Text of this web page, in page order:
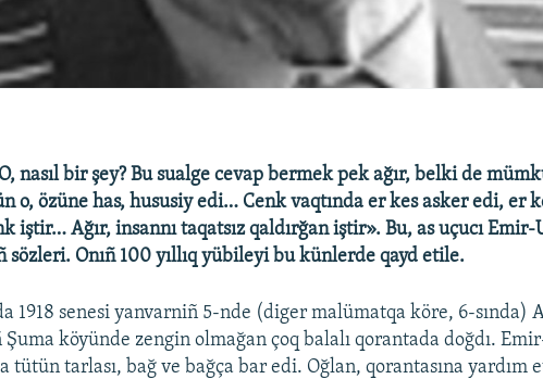
nasıl bir şey? Bu sualge cevap bermek pek ağır, belki de
o, özüne has, hususiy edi… Cenk vaqtında er kes asker edi, er
iştir… Ağır, insannı taqatsız qaldırğan iştir». Bu, as uçucı Emir-
sözleri. Onıñ 100 yıllıq yübileyi bu künlerde qayd etile.
1918 senesi yanvarniñ 5-nde (diger malümatqa köre, 6-sında)
Şuma köyünde zengin olmağan çoq balalı qorantada doğdı.
tütün tarlası, bağ ve bağça bar edi. Oğlan, qorantasına yardım